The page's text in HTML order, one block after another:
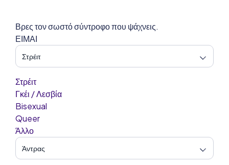
Ονλάιν Πάθος
Zoosk
Maxxlove
ΕγχώριοΦλερτ
Sxeseis
Milfakia.com
Βρες τον σωστό σύντροφο που ψάχνεις.
ΕΙΜΑΙ
Στρέιτ
Γκέι / Λεσβία
Bisexual
Queer
Άλλο